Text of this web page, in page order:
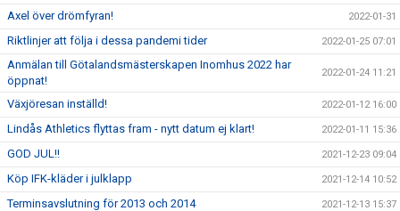
Axel över drömfyran! 2022-01-31
Riktlinjer att följa i dessa pandemi tider 2022-01-25 07:01
Anmälan till Götalandsmästerskapen Inomhus 2022 har
öppnat!
2022-01-24 11:21
Växjöresan inställd! 2022-01-12 16:00
Lindås Athletics flyttas fram - nytt datum ej klart! 2022-01-11 15:36
GOD JUL!! 2021-12-23 09:04
Köp IFK-kläder i julklapp 2021-12-14 10:52
Terminsavslutning för 2013 och 2014 2021-12-13 15:37